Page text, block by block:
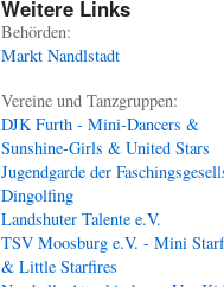
Weitere Links
Behörden:
Markt Nandlstadt
Vereine und Tanzgruppen:
DJK Furth - Mini-Dancers &
Sunshine-Girls & United Stars
Jugendgarde der
Dingolfing
Landshuter Talente e.V.
TSV Moosburg e.V. - Mini
& Little Starfires